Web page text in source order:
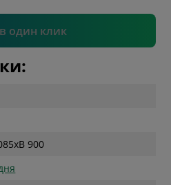
один клик
xВ 900